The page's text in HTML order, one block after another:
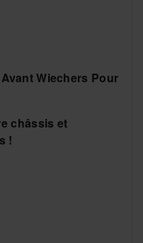
Wiechers Pour
châssis et
!